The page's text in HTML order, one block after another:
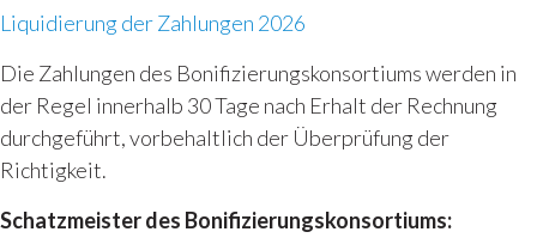
Liquidierung der Zahlungen 2026
Die Zahlungen des Bonifizierungskonsortiums werden in
der Regel innerhalb 30 Tage nach Erhalt der Rechnung
durchgeführt, vorbehaltlich der Überprüfung der
Richtigkeit.
Schatzmeister des Bonifizierungskonsortiums: